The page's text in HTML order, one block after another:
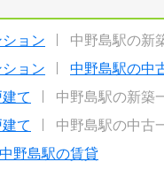
ョン
中野島駅の新
ョン
中野島駅の中
て
中野島駅の新築
て
中野島駅の中古
中野島駅の賃貸